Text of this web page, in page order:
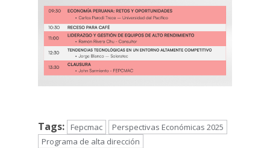
Tags: Fepcmac
Perspectivas Económicas 2025
Programa de alta dirección